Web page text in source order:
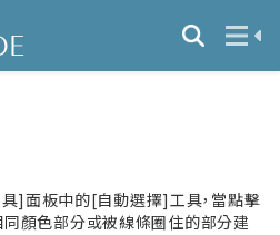
]面板中的[自動選擇]工具，當點擊
顏色部分或被線條圈住的部分建